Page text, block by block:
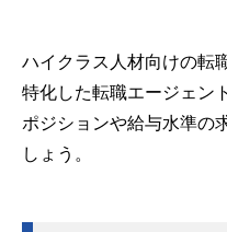
ハイクラス人材向けの転
特化した転職エージェン
ポジションや給与水準の
しょう。